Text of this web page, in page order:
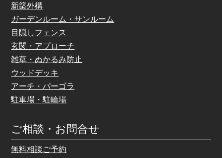
新築外構
ガーデンルーム・サンルーム
目隠しフェンス
玄関・アプローチ
雑草・ぬかるみ防止
ウッドデッキ
アーチ・パーゴラ
駐車場・駐輪場
ご相談・お問合せ
無料相談ご予約